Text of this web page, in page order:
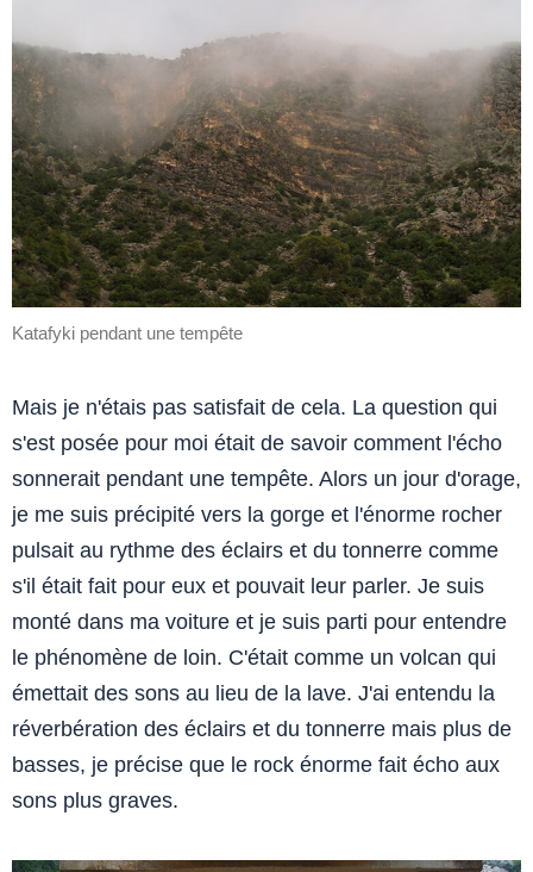
Katafyki pendant une tempête
Mais je n'étais pas satisfait de cela. La question qui
s'est posée pour moi était de savoir comment l'écho
sonnerait pendant une tempête. Alors un jour d'orage,
je me suis précipité vers la gorge et l'énorme rocher
pulsait au rythme des éclairs et du tonnerre comme
s'il était fait pour eux et pouvait leur parler. Je suis
monté dans ma voiture et je suis parti pour entendre
le phénomène de loin. C'était comme un volcan qui
émettait des sons au lieu de la lave. J'ai entendu la
réverbération des éclairs et du tonnerre mais plus de
basses, je précise que le rock énorme fait écho aux
sons plus graves.